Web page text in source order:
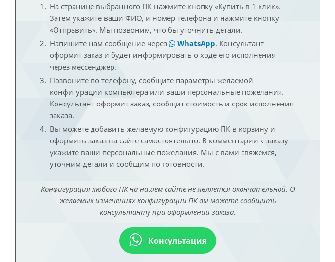
На странице выбранного ПК нажмите кнопку «Купить в 1 клик».
Затем укажите ваши ФИО, и номер телефона и нажмите кнопку
«Отправить». Мы позвоним, что бы уточнить детали.
Напишите нам сообщение через
WhatsApp. Консультант
оформит заказ и будет информировать о ходе его исполнения
через мессенджер.
Позвоните по телефону, сообщите параметры желаемой
конфигурации компьютера или ваши персональные пожелания.
Консультант оформит заказ, сообщит стоимость и срок исполнения
заказа.
Вы можете добавить желаемую конфигурацию ПК в корзину и
оформить заказ на сайте самостоятельно. В комментарии к заказу
укажите ваши персональные пожелания. Мы с вами свяжемся,
уточним детали и сообщим по готовности.
Конфигурация любого ПК на нашем сайте не является окончательной. О
желаемых изменениях конфигурации ПК вы можете сообщить
консультанту при оформлении заказа.
Консультация